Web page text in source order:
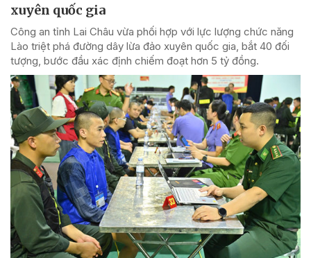
xuyên quốc gia
Công an tỉnh Lai Châu vừa phối hợp với lực lượng chức năng
Lào triệt phá đường dây lừa đảo xuyên quốc gia, bắt 40 đối
tượng, bước đầu xác định chiếm đoạt hơn 5 tỷ đồng.